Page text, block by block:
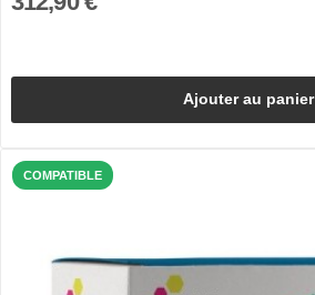
Ajouter au panier
COMPATIBLE